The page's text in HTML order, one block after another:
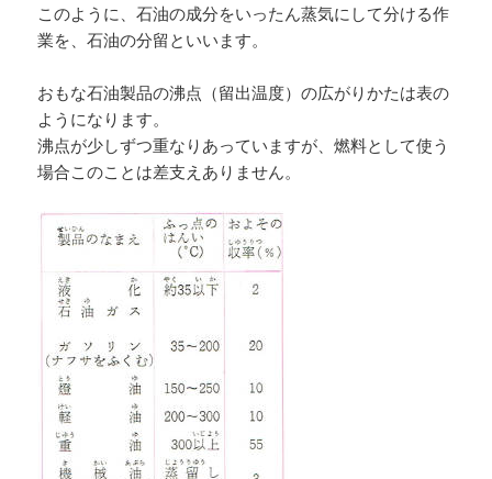
このように、石油の成分をいったん蒸気にして分ける作
業を、石油の分留といいます。
おもな石油製品の沸点（留出温度）の広がりかたは表の
ようになります。
沸点が少しずつ重なりあっていますが、燃料として使う
場合このことは差支えありません。